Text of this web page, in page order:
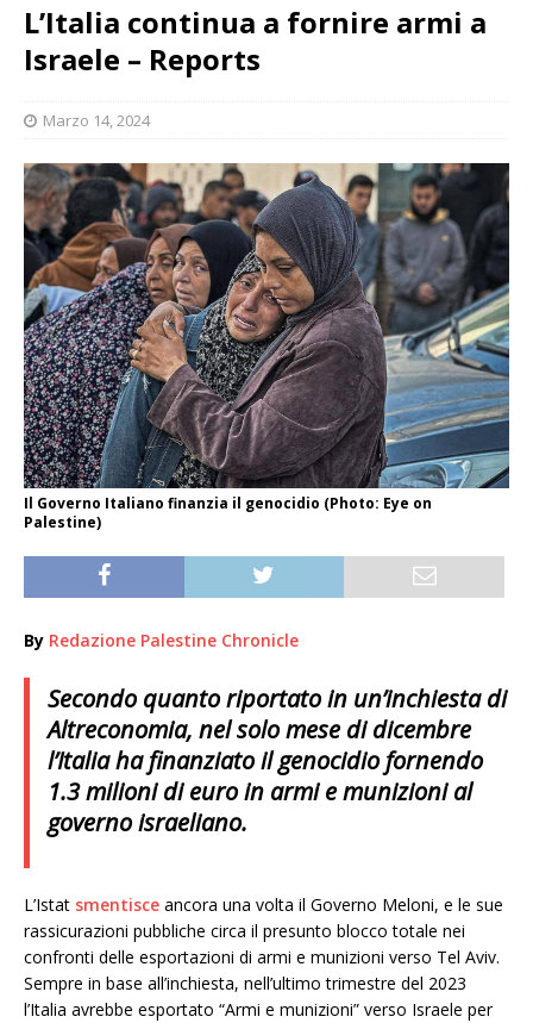
L’Italia continua a fornire armi a
Israele – Reports
Marzo 14, 2024
Il Governo Italiano finanzia il genocidio (Photo: Eye on
Palestine)
By Redazione Palestine Chronicle
Secondo quanto riportato in un’inchiesta di
Altreconomia, nel solo mese di dicembre
l’Italia ha finanziato il genocidio fornendo
1.3 milioni di euro in armi e munizioni al
governo israeliano.
L’Istat smentisce ancora una volta il Governo Meloni, e le sue
rassicurazioni pubbliche circa il presunto blocco totale nei
confronti delle esportazioni di armi e munizioni verso Tel Aviv.
Sempre in base all’inchiesta, nell’ultimo trimestre del 2023
l’Italia avrebbe esportato “Armi e munizioni” verso Israele per